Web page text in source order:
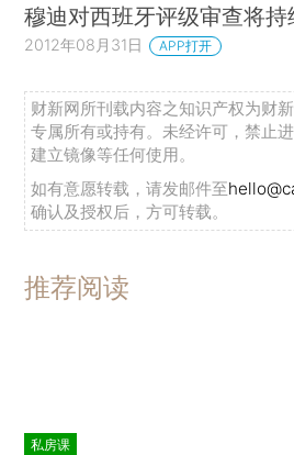
穆迪对西班牙评级审查将
2012年08月31日 APP打开
财新网所刊载内容之知识产权为财
专属所有或持有。未经许可，禁止
建立镜像等任何使用。
如有意愿转载，请发邮件至
确认及授权后，方可转载。
推荐阅读
私房课